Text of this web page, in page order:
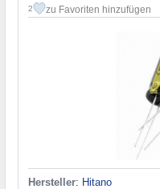
2 zu Favoriten hinzufügen
Hersteller: Hitano